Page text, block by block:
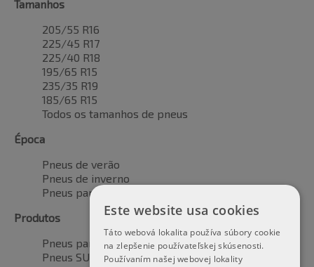
Tamanhos
205/55 R16
225/45 R17
225/40 R18
195/65 R15
235/35 R19
185/65 R15
Todos os tamanhos de pneus
Época
Pneus de verão
Pneus de inverno
Pneus para todas as estações
Produtos
Pneus para automóveis
Pneus SUV / 4x4
Este website usa cookies
Táto webová lokalita používa súbory cookie
na zlepšenie používateľskej skúsenosti.
Používaním našej webovej lokality